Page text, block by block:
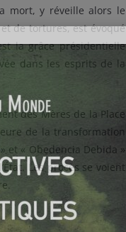
mort, y réveille alors le
de tortures, est évoqué
la grâce présidentielle
dans les esprits de la
des Mères de la Place
de la transformation
et « Obedencia Debida »
Les procès se voient